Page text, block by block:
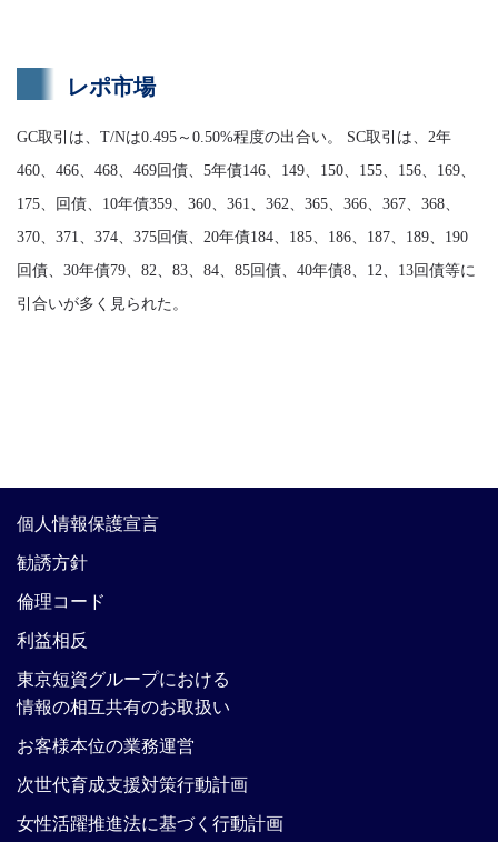
レポ市場
GC取引は、T/Nは0.495～0.50%程度の出合い。 SC取引は、2年
460、466、468、469回債、5年債146、149、150、155、156、169、
175、回債、10年債359、360、361、362、365、366、367、368、
370、371、374、375回債、20年債184、185、186、187、189、190
回債、30年債79、82、83、84、85回債、40年債8、12、13回債等に
引合いが多く見られた。
個人情報保護宣言
勧誘方針
倫理コード
利益相反
東京短資グループにおける
情報の相互共有のお取扱い
お客様本位の業務運営
次世代育成支援対策行動計画
女性活躍推進法に基づく行動計画